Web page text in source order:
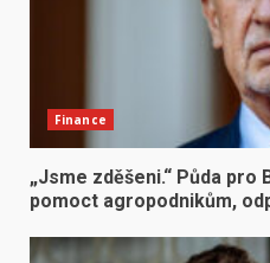
Finance
„Jsme zděšeni.“ Půda pro
pomoct agropodnikům,